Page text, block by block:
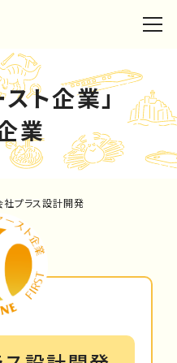
ト企業」
業
社プラス設計開発